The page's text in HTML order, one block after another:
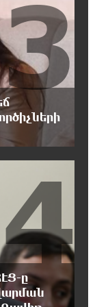
է՝
ու
հավատից
թե ինչպե՞ս
Սամմիթին
ու
բոլոր
3
ը
4